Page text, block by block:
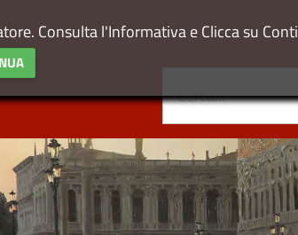
Consulta l'Informativa e Clicca su